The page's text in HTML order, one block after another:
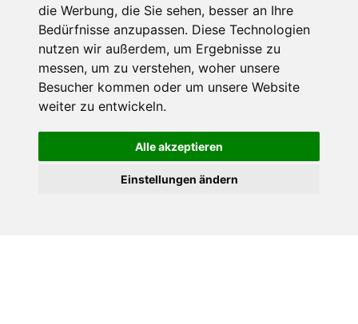
die Werbung, die Sie sehen, besser an Ihre
Bedürfnisse anzupassen. Diese Technologien
nutzen wir außerdem, um Ergebnisse zu
messen, um zu verstehen, woher unsere
Besucher kommen oder um unsere Website
weiter zu entwickeln.
Alle akzeptieren
Einstellungen ändern